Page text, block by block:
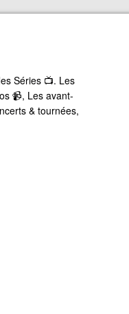
Séries 📺. Les
📹, Les avant-
& tournées,